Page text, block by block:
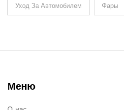
Уход За Автомобилем Фары
Меню